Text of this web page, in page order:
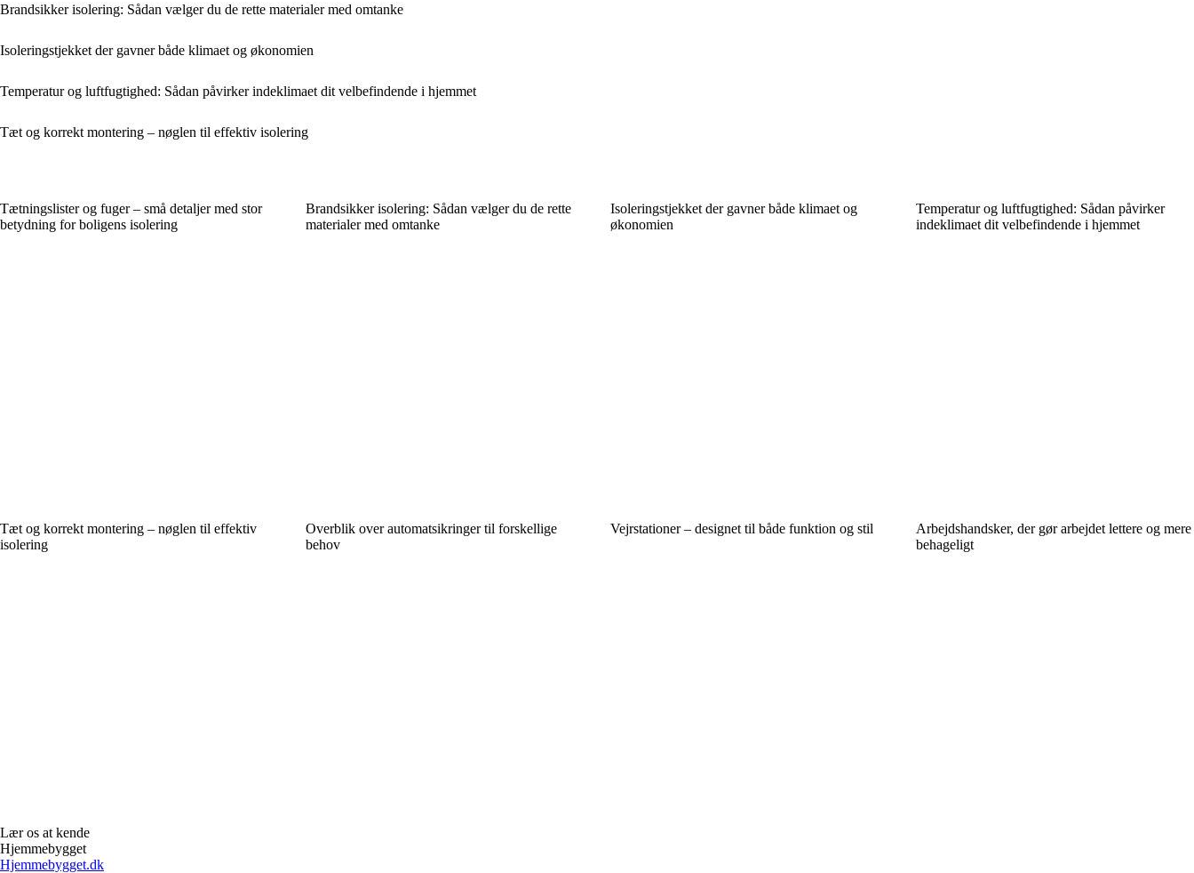
Brandsikker isolering: Sådan vælger du de rette materialer med omtanke
Isoleringstjekket der gavner både klimaet og økonomien
Temperatur og luftfugtighed: Sådan påvirker indeklimaet dit velbefindende i hjemmet
Tæt og korrekt montering – nøglen til effektiv isolering
Tætningslister og fuger – små detaljer med stor
betydning for boligens isolering
Brandsikker isolering: Sådan vælger du de rette
materialer med omtanke
Isoleringstjekket der gavner både klimaet og
økonomien
Temperatur og luftfugtighed: Sådan påvirker
indeklimaet dit velbefindende i hjemmet
Tæt og korrekt montering – nøglen til effektiv
isolering
Overblik over automatsikringer til forskellige
behov
Vejrstationer – designet til både funktion og stil
Arbejdshandsker, der gør arbejdet lettere og mere
behageligt
Lær os at kende
Hjemmebygget
Hjemmebygget.dk